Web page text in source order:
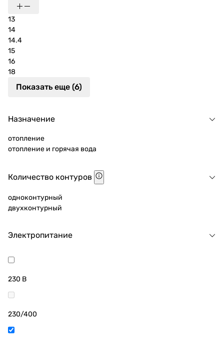
13
14
14.4
15
16
18
Показать еще (6)
Назначение
отопление
отопление и горячая вода
Количество контуров
одноконтурный
двухконтурный
Электропитание
230 В
230/400